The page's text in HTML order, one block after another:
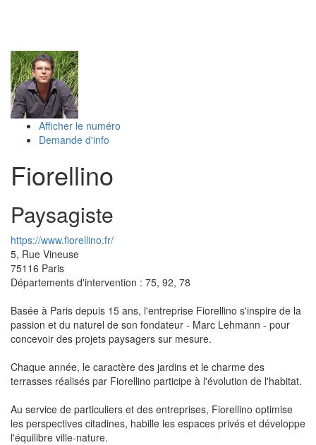
Afficher le numéro
Demande d'info
Fiorellino
Paysagiste
https://www.fiorellino.fr/
5, Rue Vineuse
75116 Paris
Départements d'intervention : 75, 92, 78
Basée à Paris depuis 15 ans, l'entreprise Fiorellino s'inspire de la
passion et du naturel de son fondateur - Marc Lehmann - pour
concevoir des projets paysagers sur mesure.
Chaque année, le caractère des jardins et le charme des
terrasses réalisés par Fiorellino participe à l'évolution de l'habitat.
Au service de particuliers et des entreprises, Fiorellino optimise
les perspectives citadines, habille les espaces privés et développe
l'équilibre ville-nature.